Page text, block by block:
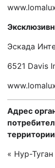
Эскада
6521 Davis
Адрес
« Нур-Туган